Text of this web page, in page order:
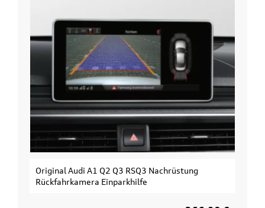
Original Audi A1 Q2 Q3 RSQ3 Nachrüstung
Rückfahrkamera Einparkhilfe